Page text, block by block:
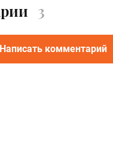
3
Написать комментарий